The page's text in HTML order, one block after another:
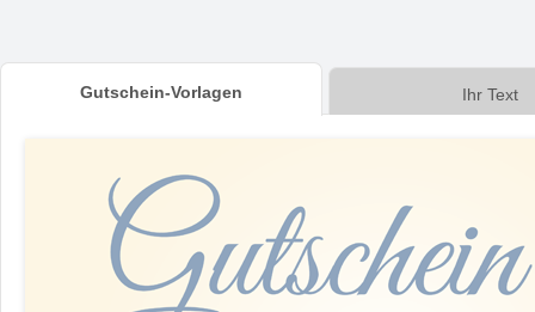
Gutschein-Vorlagen Ihr Text